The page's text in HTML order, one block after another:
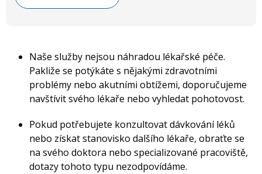
Naše služby nejsou náhradou lékařské péče.
Pakliže se potýkáte s nějakými zdravotními
problémy nebo akutními obtížemi, doporučujeme
navštívit svého lékaře nebo vyhledat pohotovost.
Pokud potřebujete konzultovat dávkování léků
nebo získat stanovisko dalšího lékaře, obraťte se
na svého doktora nebo specializované pracoviště,
dotazy tohoto typu nezodpovídáme.